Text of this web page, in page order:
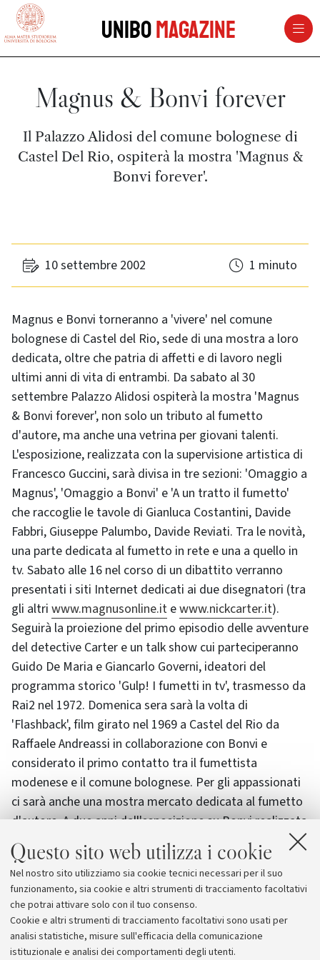
Questo sito web utilizza i cookie
Nel nostro sito utilizziamo sia cookie tecnici necessari per il suo
funzionamento, sia cookie e altri strumenti di tracciamento facoltativi
che potrai attivare solo con il tuo consenso.
Cookie e altri strumenti di tracciamento facoltativi sono usati per
analisi statistiche, misure sull'efficacia della comunicazione
istituzionale e analisi dei comportamenti degli utenti.
vai al contenuto della pagina
UniboMagazine
Magnus & Bonvi forever
Il Palazzo Alidosi del comune bolognese di
Castel Del Rio, ospiterà la mostra 'Magnus &
Bonvi forever'.
10 settembre 2002 1 minuto
Magnus e Bonvi torneranno a 'vivere' nel comune
bolognese di Castel del Rio, sede di una mostra a loro
dedicata, oltre che patria di affetti e di lavoro negli
ultimi anni di vita di entrambi. Da sabato al 30
settembre Palazzo Alidosi ospiterà la mostra 'Magnus
& Bonvi forever', non solo un tributo al fumetto
d'autore, ma anche una vetrina per giovani talenti.
L'esposizione, realizzata con la supervisione artistica di
Francesco Guccini, sarà divisa in tre sezioni: 'Omaggio a
Magnus', 'Omaggio a Bonvi' e 'A un tratto il fumetto'
che raccoglie le tavole di Gianluca Costantini, Davide
Fabbri, Giuseppe Palumbo, Davide Reviati. Tra le novità,
una parte dedicata al fumetto in rete e una a quello in
tv. Sabato alle 16 nel corso di un dibattito verranno
presentati i siti Internet dedicati ai due disegnatori (tra
gli altri www.magnusonline.it ewww.nickcarter.it).
Seguirà la proiezione del primo episodio delle avventure
del detective Carter e un talk show cui parteciperanno
Guido De Maria e Giancarlo Governi, ideatori del
programma storico 'Gulp! I fumetti in tv', trasmesso da
Rai2 nel 1972. Domenica sera sarà la volta di
'Flashback', film girato nel 1969 a Castel del Rio da
Raffaele Andreassi in collaborazione con Bonvi e
considerato il primo contatto tra il fumettista
modenese e il comune bolognese. Per gli appassionati
ci sarà anche una mostra mercato dedicata al fumetto
d'autore. A due anni dall'esposizione su Bonvi realizzata
nell'ambito di 'Bologna 2000', la Provincia ha
annunciato che intende realizzare dal maggio 2003 una
mostra permanente e annuale dedicata all'attività dei
due fumettisti con un concorso per le promesse del
fumetto.